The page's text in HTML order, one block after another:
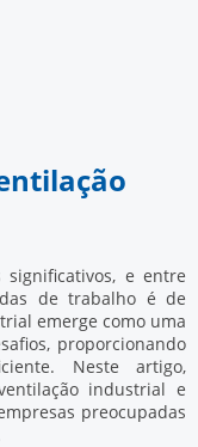
e entre
de trabalho é de
emerge como uma
proporcionando
Neste artigo,
industrial e
preocupadas